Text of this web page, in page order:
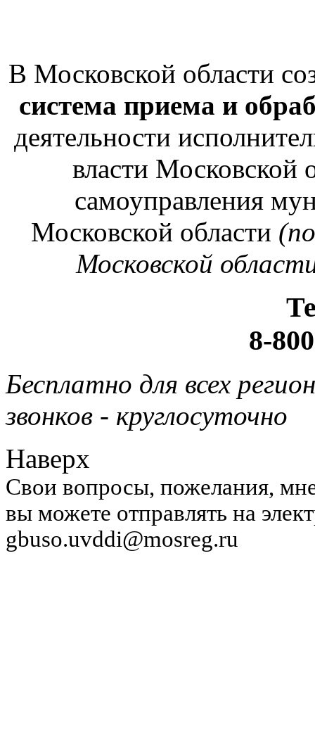
В Московской области
система приема и
деятельности
власти Московской
самоуправления
Московской области
Московской
8-
Бесплатно для всех
звонков - круглосуточно
Наверх
Свои вопросы, пожелания,
вы можете отправлять на
gbuso.uvddi@mosreg.ru